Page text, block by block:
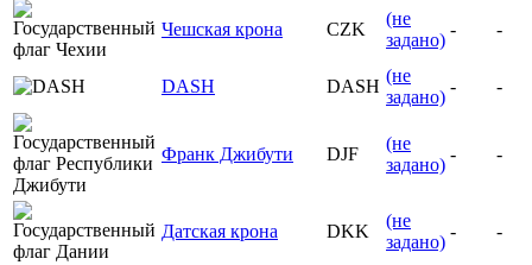
Чешская крона CZK
(не
задано)
- -
DASH DASH
(не
задано)
- -
Франк Джибути DJF
(не
задано)
- -
Датская крона DKK
(не
задано)
- -